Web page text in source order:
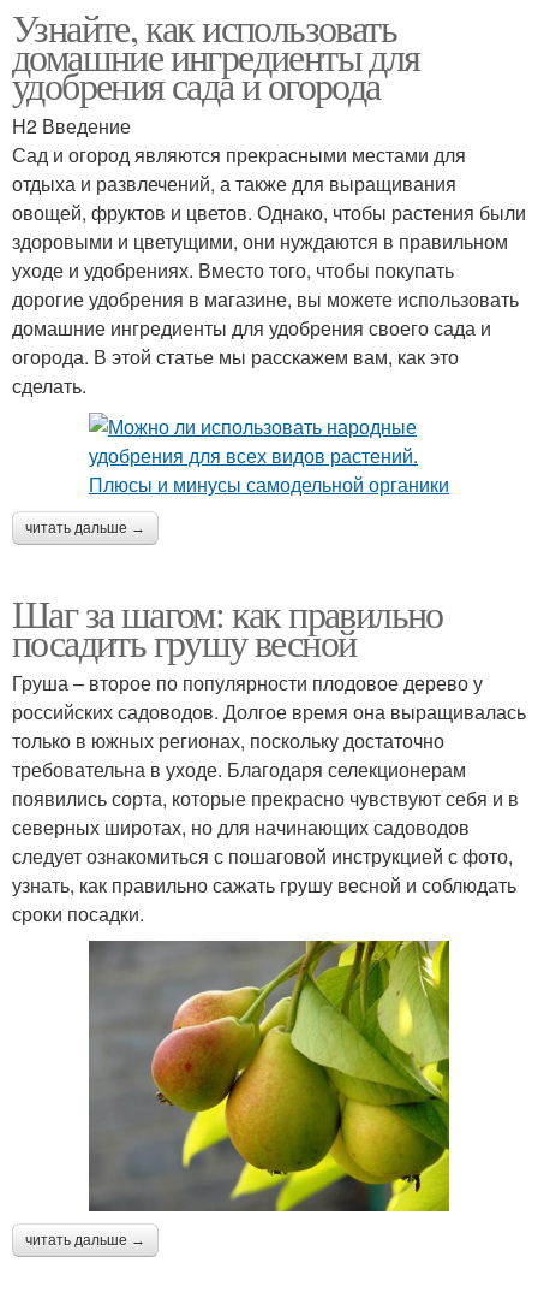
Узнайте, как использовать
домашние ингредиенты для
удобрения сада и огорода
H2 Введение
Сад и огород являются прекрасными местами для
отдыха и развлечений, а также для выращивания
овощей, фруктов и цветов. Однако, чтобы растения были
здоровыми и цветущими, они нуждаются в правильном
уходе и удобрениях. Вместо того, чтобы покупать
дорогие удобрения в магазине, вы можете использовать
домашние ингредиенты для удобрения своего сада и
огорода. В этой статье мы расскажем вам, как это
сделать.
читать дальше →
Шаг за шагом: как правильно
посадить грушу весной
Груша – второе по популярности плодовое дерево у
российских садоводов. Долгое время она выращивалась
только в южных регионах, поскольку достаточно
требовательна в уходе. Благодаря селекционерам
появились сорта, которые прекрасно чувствуют себя и в
северных широтах, но для начинающих садоводов
следует ознакомиться с пошаговой инструкцией с фото,
узнать, как правильно сажать грушу весной и соблюдать
сроки посадки.
читать дальше →